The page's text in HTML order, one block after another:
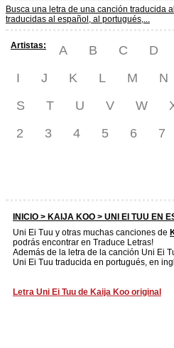
Busca una letra de una canción traducida
traducidas al español, al portugués,...
Artistas: A B C D
I
J K L M N
S
T U V W
2
3 4 5 6 7
INICIO > KAIJA KOO > UNI EI TUU EN
Uni Ei Tuu y otras muchas canciones de
podrás encontrar en Traduce Letras!
Además de la letra de la canción Uni Ei
Uni Ei Tuu traducida en portugués, en
Letra Uni Ei Tuu de Kaija Koo original